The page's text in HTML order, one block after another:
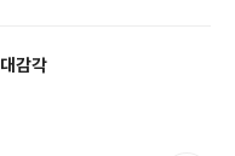
감각